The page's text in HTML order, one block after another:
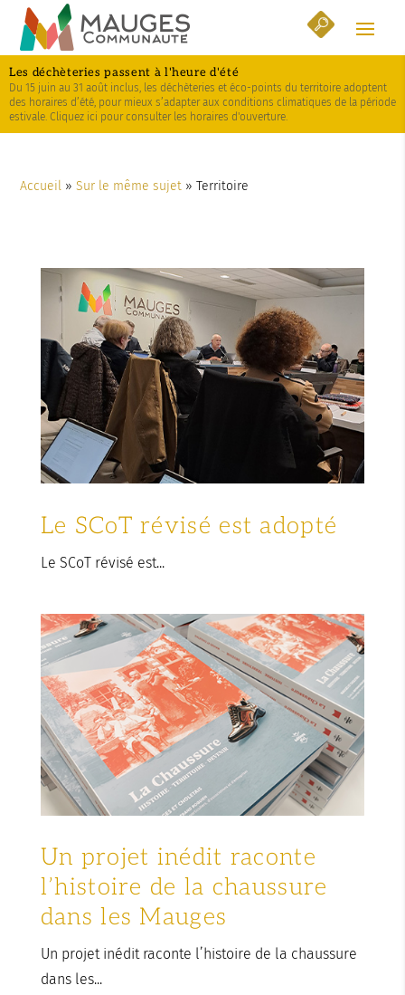
Skip
Aller
navigation
Plan
Les déchèteries passent à l'heure d'été
Du 15 juin au 31 août inclus, les déchèteries et éco-points du territoire adoptent
des horaires d’été, pour mieux s’adapter aux conditions climatiques de la période
estivale. Cliquez ici pour consulter les horaires d'ouverture.
Accueil »Sur le même sujet »Territoire
Le SCoT révisé est adopté
Le SCoT révisé est...
Un projet inédit raconte
l’histoire de la chaussure
dans les Mauges
Un projet inédit raconte l’histoire de la chaussure
dans les...